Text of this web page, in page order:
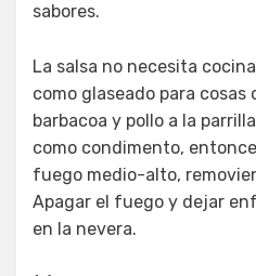
sabores.
La salsa no necesita
como glaseado para cosas
barbacoa y pollo a la
como condimento,
fuego medio-alto,
Apagar el fuego y dejar
en la nevera.